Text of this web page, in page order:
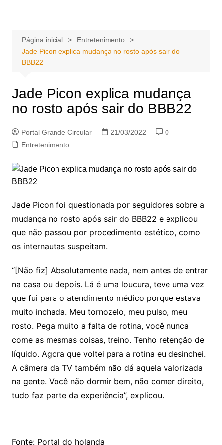
conteúdoPágina inicial
Entretenimento
Jade Picon explica mudança no rosto após sair do
BBB22
Jade Picon explica mudança
no rosto após sair do BBB22
Portal Grande Circular 21/03/2022
0
Entretenimento
Jade Picon foi questionada por seguidores sobre a
mudança no rosto após sair do BBB22 e explicou
que não passou por procedimento estético, como
os internautas suspeitam.
“[Não fiz] Absolutamente nada, nem antes de entrar
na casa ou depois. Lá é uma loucura, teve uma vez
que fui para o atendimento médico porque estava
muito inchada. Meu tornozelo, meu pulso, meu
rosto. Pega muito a falta de rotina, você nunca
come as mesmas coisas, treino. Tenho retenção de
líquido. Agora que voltei para a rotina eu desinchei.
A câmera da TV também não dá aquela valorizada
na gente. Você não dormir bem, não comer direito,
tudo faz parte da experiência”, explicou.
Fonte: Portal do holanda